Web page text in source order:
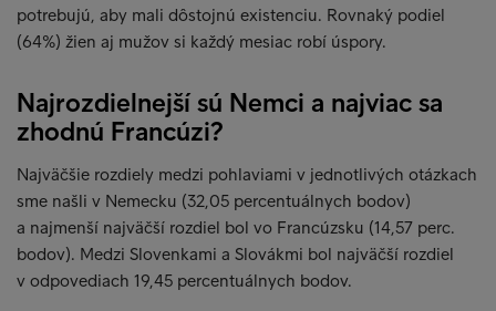
potrebujú, aby mali dôstojnú existenciu. Rovnaký podiel
(64%) žien aj mužov si každý mesiac robí úspory.
Najrozdielnejší sú Nemci a najviac sa
zhodnú Francúzi?
Najväčšie rozdiely medzi pohlaviami v jednotlivých otázkach
sme našli v Nemecku (32,05 percentuálnych bodov)
a najmenší najväčší rozdiel bol vo Francúzsku (14,57 perc.
bodov). Medzi Slovenkami a Slovákmi bol najväčší rozdiel
v odpovediach 19,45 percentuálnych bodov.